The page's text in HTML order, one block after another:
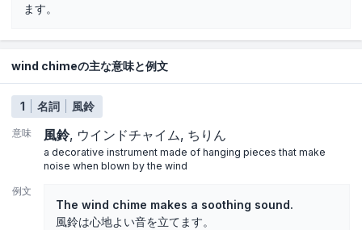
ます。
wind chimeの主な意味と例文
1 名詞 風鈴
意味 風鈴 ウインドチャイム ちりん
a decorative instrument made of hanging pieces that make
noise when blown by the wind
例文
The wind chime makes a soothing sound.
風鈴は心地よい音を立てます。